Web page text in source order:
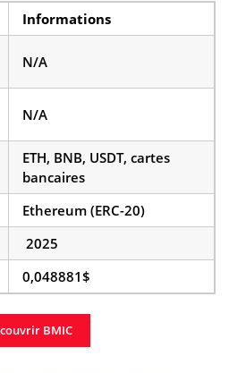
Informations
N/A
N/A
ETH, BNB, USDT, cartes
bancaires
Ethereum (ERC-20)
2025
0,048881$
BMIC